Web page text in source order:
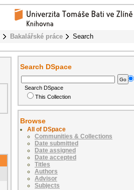
Bakalářské práce Search
Search DSpace
Search DSpace
This Collection
Browse
All of DSpace
Communities & Collections
Date submitted
Date assigned
Date accepted
Titles
Authors
Advisor
Subjects